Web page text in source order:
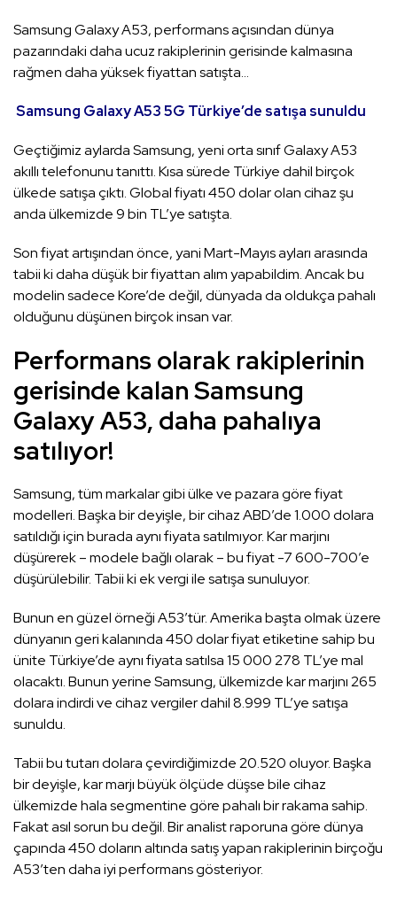
Samsung Galaxy A53, performans açısından dünya
pazarındaki daha ucuz rakiplerinin gerisinde kalmasına
rağmen daha yüksek fiyattan satışta…
Samsung Galaxy A53 5G Türkiye’de satışa sunuldu
Geçtiğimiz aylarda Samsung, yeni orta sınıf Galaxy A53
akıllı telefonunu tanıttı. Kısa sürede Türkiye dahil birçok
ülkede satışa çıktı. Global fiyatı 450 dolar olan cihaz şu
anda ülkemizde 9 bin TL’ye satışta.
Son fiyat artışından önce, yani Mart-Mayıs ayları arasında
tabii ki daha düşük bir fiyattan alım yapabildim. Ancak bu
modelin sadece Kore’de değil, dünyada da oldukça pahalı
olduğunu düşünen birçok insan var.
Performans olarak rakiplerinin
gerisinde kalan Samsung
Galaxy A53, daha pahalıya
satılıyor!
Samsung, tüm markalar gibi ülke ve pazara göre fiyat
modelleri. Başka bir deyişle, bir cihaz ABD’de 1.000 dolara
satıldığı için burada aynı fiyata satılmıyor. Kar marjını
düşürerek – modele bağlı olarak – bu fiyat -7 600-700’e
düşürülebilir. Tabii ki ek vergi ile satışa sunuluyor.
Bunun en güzel örneği A53’tür. Amerika başta olmak üzere
dünyanın geri kalanında 450 dolar fiyat etiketine sahip bu
ünite Türkiye’de aynı fiyata satılsa 15 000 278 TL’ye mal
olacaktı. Bunun yerine Samsung, ülkemizde kar marjını 265
dolara indirdi ve cihaz vergiler dahil 8.999 TL’ye satışa
sunuldu.
Tabii bu tutarı dolara çevirdiğimizde 20.520 oluyor. Başka
bir deyişle, kar marjı büyük ölçüde düşse bile cihaz
ülkemizde hala segmentine göre pahalı bir rakama sahip.
Fakat asıl sorun bu değil. Bir analist raporuna göre dünya
çapında 450 doların altında satış yapan rakiplerinin birçoğu
A53’ten daha iyi performans gösteriyor.